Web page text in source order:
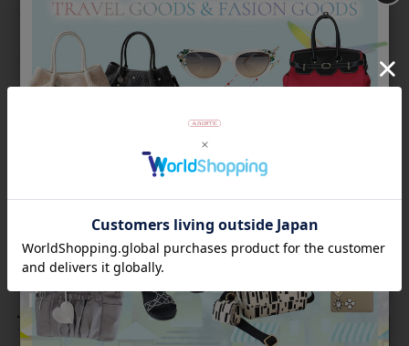
や臭いの発生を抑えることができます。
親骨のサイズはゆったりとしていて濡れにくく、長く歩く場合
にも安心の60cmです。
商品番号 2245013
返品について